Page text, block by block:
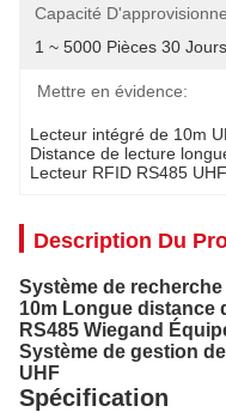
Capacité
1 ~ 5000 Pièces 30 Jours
Mettre en évidence:
Lecteur intégré de 10m
Distance de lecture
Lecteur RFID RS485 UHF
Description Du
Système de
10m Longue distance
RS485 Wiegand
Système de gestion
UHF
Spécification